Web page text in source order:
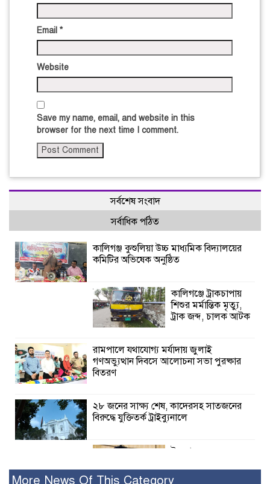
Email *
Website
Save my name, email, and website in this
browser for the next time I comment.
সর্বশেষ সংবাদ
সর্বাধিক পঠিত
কালিগঞ্জ কুশুলিয়া উচ্চ মাধ্যমিক বিদ্যালয়ের
কমিটির অভিষেক অনুষ্ঠিত
কালিগঞ্জে ট্রাকচাপায়
শিশুর মর্মান্তিক মৃত্যু,
ট্রাক জব্দ, চালক আটক
রামপালে যথাযোগ্য মর্যাদায় জুলাই
গণঅভ্যুত্থান দিবসে আলোচনা সভা পুরষ্কার
বিতরণ
২৮ জনের সাক্ষ্য শেষ, কাদেরসহ সাতজনের
বিরুদ্ধে যুক্তিতর্ক ট্রাইব্যুনালে
ইসলামের সবচেয়ে
More News Of This Category